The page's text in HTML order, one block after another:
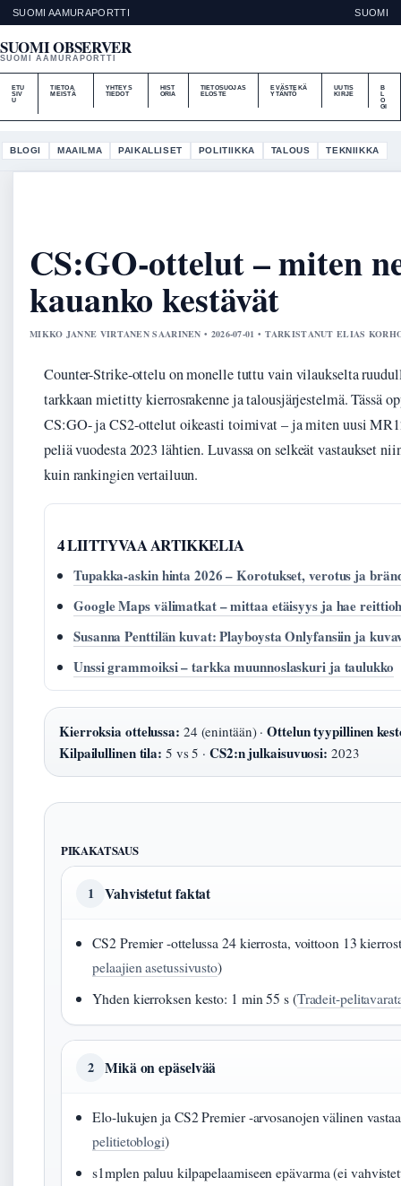
SUOMI AAMURAPORTTI SUOMI
SUOMI OBSERVER
SUOMI AAMURAPORTTI
ETU
SIV
U
TIETOA
MEISTÄ
YHTEYS
TIEDOT
HIST
ORIA
TIETOSUOJAS
ELOSTE
EVÄSTEKÄ
YTÄNTÖ
UUTIS
KIRJE
B
O
GI
BLOGI MAAILMA PAIKALLISET POLITIIKKA TALOUS TEKNIIKKA
CS:GO-ottelut – miten
kauanko kestävät
MIKKO JANNE VIRTANEN SAARINEN • 2026-07-01 • TARKISTANUT ELIAS
Counter-Strike-ottelu on monelle tuttu vain vilaukselta
tarkkaan mietitty kierrosrakenne ja talousjärjestelmä. Tässä
CS:GO- ja CS2-ottelut oikeasti toimivat – ja miten uusi
peliä vuodesta 2023 lähtien. Luvassa on selkeät vastaukset
kuin rankingien vertailuun.
4 LIITTYVAA ARTIKKELIA
Tupakka-askin hinta 2026 – Korotukset, verotus ja
Google Maps välimatkat – mittaa etäisyys ja hae
Susanna Penttilän kuvat: Playboysta Onlyfansiin ja
Unssi grammoiksi – tarkka muunnoslaskuri ja taulukko
Kierroksia ottelussa: 24 (enintään) ·Ottelun tyypillinen
Kilpailullinen tila: 5 vs 5 · CS2:n julkaisuvuosi: 2023
PIKAKATSAUS
1 Vahvistetut faktat
CS2 Premier -ottelussa 24 kierrosta, voittoon 13
pelaajien asetussivusto)
Yhden kierroksen kesto: 1 min 55 s (Tradeit-
2 Mikä on epäselvää
Elo-lukujen ja CS2 Premier -arvosanojen välinen
pelitietoblogi)
s1mplen paluu kilpapelaamiseen epävarma (ei